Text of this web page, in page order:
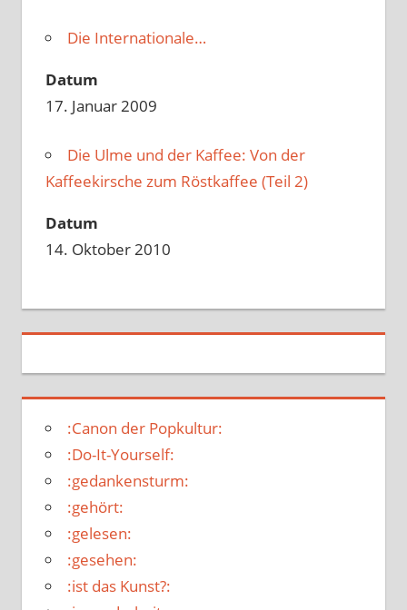
Die Internationale…
Datum
17. Januar 2009
Die Ulme und der Kaffee: Von der
Kaffeekirsche zum Röstkaffee (Teil 2)
Datum
14. Oktober 2010
:Canon der Popkultur:
:Do-It-Yourself:
:gedankensturm:
:gehört:
:gelesen:
:gesehen:
:ist das Kunst?: